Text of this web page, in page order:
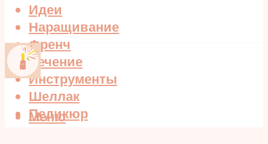
Идеи
Наращивание
Френч
Лечение
Инструменты
Шеллак
Педикюр
Меню